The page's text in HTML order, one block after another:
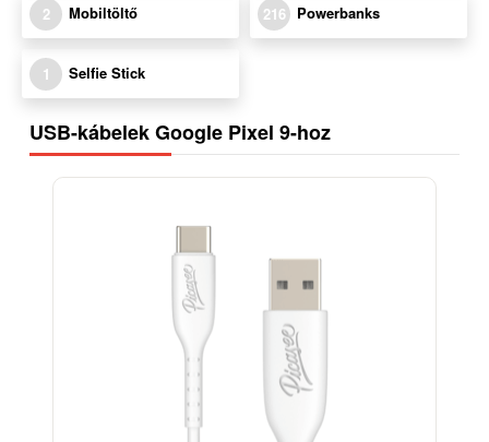
2 Mobiltöltő 216 Powerbanks
1 Selfie Stick
USB-kábelek Google Pixel 9-hoz